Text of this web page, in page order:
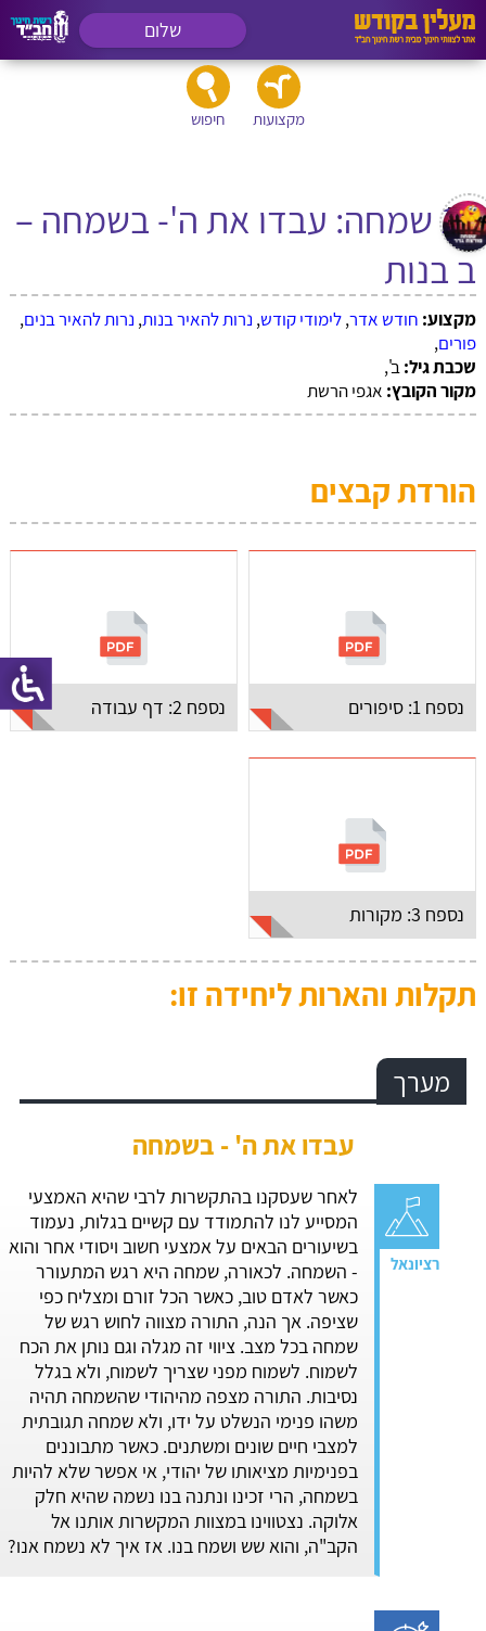
שלום
מקצועות חיפוש
17 שמחה: עבדו את ה'- בשמחה –
ב בנות
מקצוע: חודש אדר,לימודי קודש, נרות להאיר בנות, נרות להאיר בנים,
פורים,
שכבת גיל:ב',
מקור הקובץ: אגפי הרשת
הורדת קבצים
נספח 1: סיפורים נספח 2: דף עבודה
נספח 3: מקורות
תקלות והארות ליחידה זו:
מערך
עבדו את ה' - בשמחה
לאחר שעסקנו בהתקשרות לרבי שהיא האמצעי
המסייע לנו להתמודד עם קשיים בגלות, נעמוד
בשיעורים הבאים על אמצעי חשוב ויסודי אחר והוא
- השמחה. לכאורה, שמחה היא רגש המתעורר
כאשר לאדם טוב, כאשר הכל זורם ומצליח כפי
שציפה. אך הנה, התורה מצווה לחוש רגש של
שמחה בכל מצב. ציווי זה מגלה וגם נותן את הכח
לשמוח. לשמוח מפני שצריך לשמוח, ולא בגלל
נסיבות. התורה מצפה מהיהודי שהשמחה תהיה
משהו פנימי הנשלט על ידו, ולא שמחה תגובתית
למצבי חיים שונים ומשתנים. כאשר מתבוננים
בפנימיות מציאותו של יהודי, אי אפשר שלא להיות
בשמחה, הרי זכינו ונתנה בנו נשמה שהיא חלק
אלוקה. נצטווינו במצוות המקשרות אותנו אל
הקב"ה, והוא שש ושמח בנו. אז איך לא נשמח אנו?